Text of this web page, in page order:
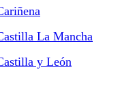
La Mancha
y León